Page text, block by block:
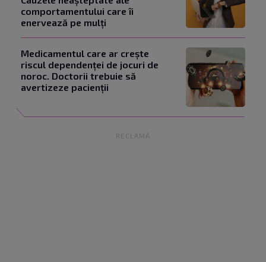
comportamentului care îi
enervează pe mulți
Medicamentul care ar crește
riscul dependenței de jocuri de
noroc. Doctorii trebuie să
avertizeze pacienții
RECLAMĂ